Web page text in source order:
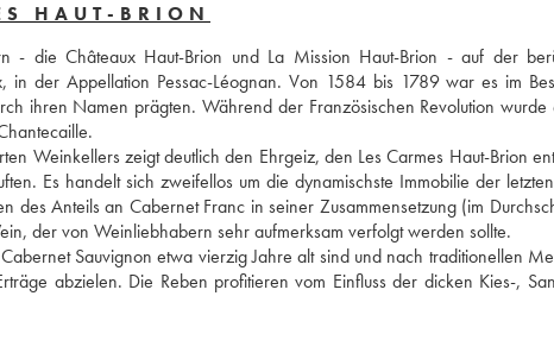
HAUT-BRION
- die Châteaux Haut-Brion und La Mission Haut-Brion - auf der
in der Appellation Pessac-Léognan. Von 1584 bis 1789 war es im
ihren Namen prägten. Während der Französischen Revolution wurde
Weinkellers zeigt deutlich den Ehrgeiz, den Les Carmes Haut-Brion
Es handelt sich zweifellos um die dynamischste Immobilie der
des Anteils an Cabernet Franc in seiner Zusammensetzung (im
der von Weinliebhabern sehr aufmerksam verfolgt werden sollte.
Sauvignon etwa vierzig Jahre alt sind und nach traditionellen
abzielen. Die Reben profitieren vom Einfluss der dicken Kies-,